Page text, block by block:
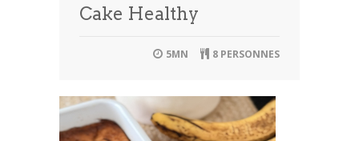
Cake Healthy
8 PERSONNES
5MN